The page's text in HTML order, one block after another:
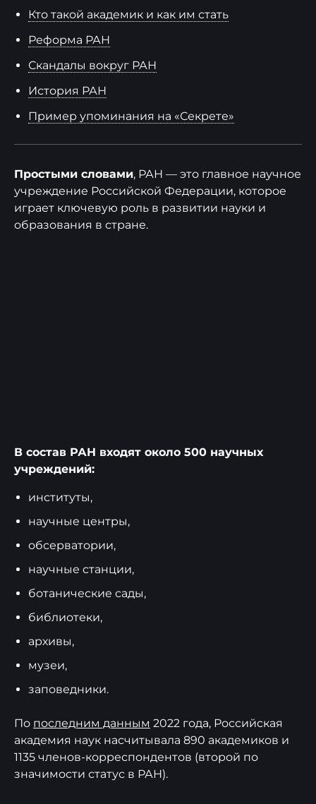
Кто такой академик и как им стать
Реформа РАН
Скандалы вокруг РАН
История РАН
Пример упоминания на «Секрете»
Простыми словами, РАН — это главное научное
учреждение Российской Федерации, которое
играет ключевую роль в развитии науки и
образования в стране.
В состав РАН входят около 500 научных
учреждений:
институты,
научные центры,
обсерватории,
научные станции,
ботанические сады,
библиотеки,
архивы,
музеи,
заповедники.
По последним данным 2022 года, Российская
академия наук насчитывала 890 академиков и
1135 членов-корреспондентов (второй по
значимости статус в РАН).